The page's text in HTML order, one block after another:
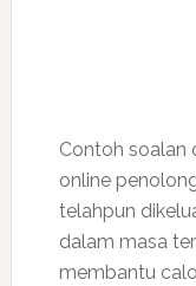
Contoh soalan
online
telahpun
dalam masa
membantu